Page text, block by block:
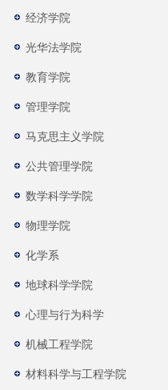
经济学院
光华法学院
教育学院
管理学院
马克思主义学院
公共管理学院
数学科学学院
物理学院
化学系
地球科学学院
心理与行为科学
机械工程学院
材料科学与工程学院